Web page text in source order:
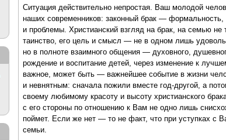
Ситуация действительно непростая. Ваш молодой
наших современников: законный брак —
и проблемы. Христианский взгляд на брак, на семью
таинство, его цель и смысл — не в одном лишь
но в полноте взаимного общения — духовного,
рождение и воспитание детей, через изменение к
важное, может быть — важнейшее событие в жизни
и невнятным: сначала пожили вместе год-другой, а
своему любимому красоту и высоту христианского
с его стороны по отношению к Вам не одно лишь
поймет. Если же нет — то не факт, что при уступках с
семьи.